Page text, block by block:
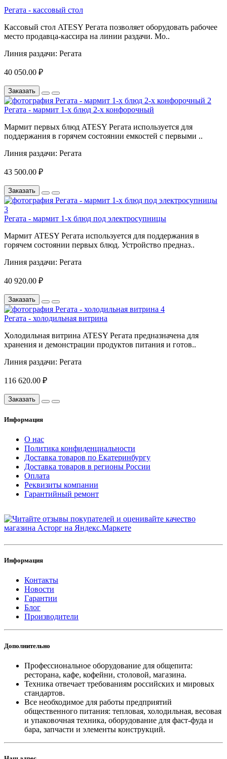
Регата - кассовый стол
Кассовый стол ATESY Регата позволяет оборудовать рабочее
место продавца-кассира на линии раздачи. Мо..
Линия раздачи: Регата
40 050.00 ₽
Заказать
Регата - мармит 1-х блюд 2-х конфорочный
Мармит первых блюд ATESY Регата используется для
поддержания в горячем состоянии емкостей с первыми ..
Линия раздачи: Регата
43 500.00 ₽
Заказать
Регата - мармит 1-х блюд под электросупницы
Мармит ATESY Регата используется для поддержания в
горячем состоянии первых блюд. Устройство предназ..
Линия раздачи: Регата
40 920.00 ₽
Заказать
Регата - холодильная витрина
Холодильная витрина ATESY Регата предназначена для
хранения и демонстрации продуктов питания и готов..
Линия раздачи: Регата
116 620.00 ₽
Заказать
Информация
О нас
Политика конфиденциальности
Доставка товаров по Екатеринбургу
Доставка товаров в регионы России
Оплата
Реквизиты компании
Гарантийный ремонт
Информация
Контакты
Новости
Гарантии
Блог
Производители
Дополнительно
Профессиональное оборудование для общепита:
ресторана, кафе, кофейни, столовой, магазина.
Техника отвечает требованиям российских и мировых
стандартов.
Все необходимое для работы предприятий
общественного питания: тепловая, холодильная, весовая
и упаковочная техника, оборудование для фаст-фуда и
бара, запчасти и элементы конструкций.